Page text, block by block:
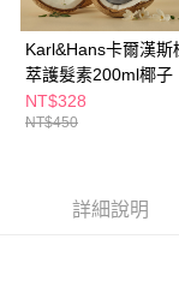
是否繳費成功／繳費
【注意事項】
１．透過由恩沛科技
易，需依本服務之必要
３．未成年的使用者
「AFTEE先享後付」
每筆NT$65，滿
7-11取貨付款
每筆NT$65，滿
宅配(本島)
Karl&Hans卡爾漢斯
萃護髮素200ml椰子
NT$328
NT$450
詳細說明